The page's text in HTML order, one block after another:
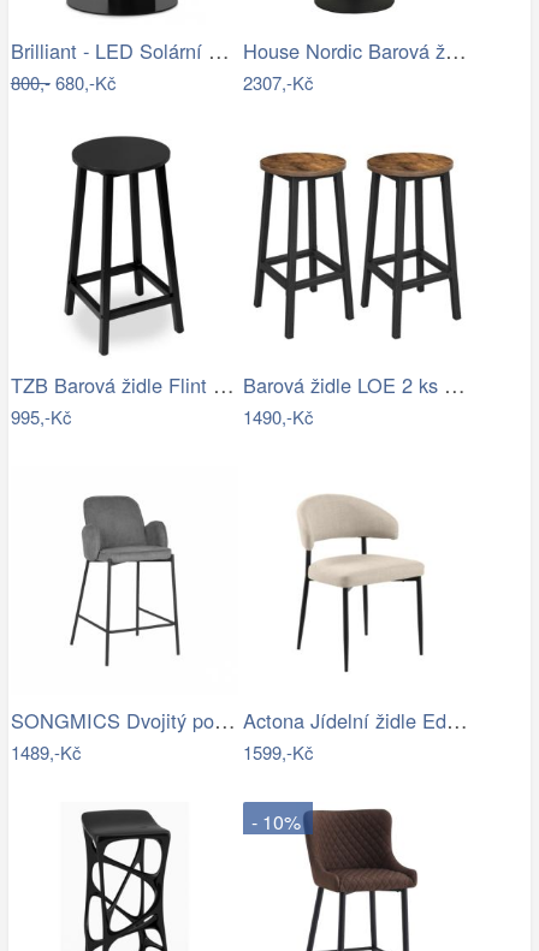
Brilliant - LED Solární stmívatelná…
800,-680,-Kč
House Nordic Barová židle MIDDELFART…
2307,-Kč
TZB Barová židle Flint černá
995,-Kč
Barová židle LOE 2 ks hnědá/černá…
1490,-Kč
SONGMICS Dvojitý pojízdný stojan na…
1489,-Kč
Actona Jídelní židle Edina béžová
1599,-Kč
- 10%